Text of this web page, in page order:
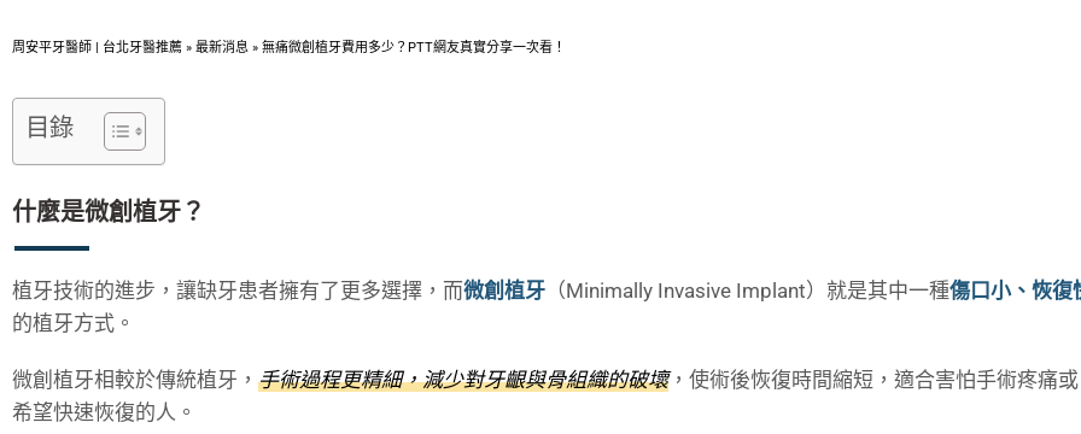
周安平牙醫師 | 台北牙醫推薦 » 最新消息 » 無痛微創植牙費用多少？PTT網友真實分享一次看！
目錄
什麼是微創植牙？
植牙技術的進步，讓缺牙患者擁有了更多選擇，而微創植牙 （Minimally Invasive Implant）就是其中一種傷口小、恢復
的植牙方式。
微創植牙相較於傳統植牙， 手術過程更精細，減少對牙齦與骨組織的破壞，使術後恢復時間縮短，適合害怕手術疼痛或
希望快速恢復的人。